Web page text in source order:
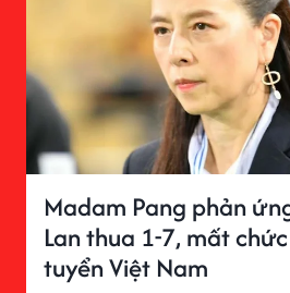
Madam Pang phản
Lan thua 1-7, mất
tuyển Việt Nam